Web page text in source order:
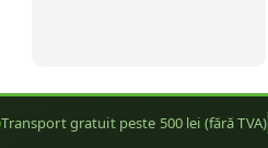
Transport gratuit peste 500 lei (fără TVA)